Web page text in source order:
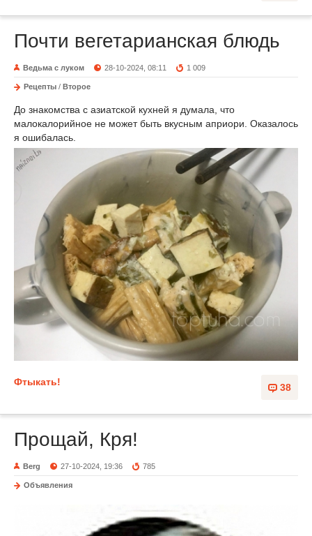
Почти вегетарианская блюдь
Ведьма с луком 28-10-2024, 08:11 1 009
Рецепты / Второе
До знакомства с азиатской кухней я думала, что
малокалорийное не может быть вкусным априори. Оказалось
я ошибалась.
38
Фтыкать!
Прощай, Кря!
Berg 27-10-2024, 19:36 785
Объявления